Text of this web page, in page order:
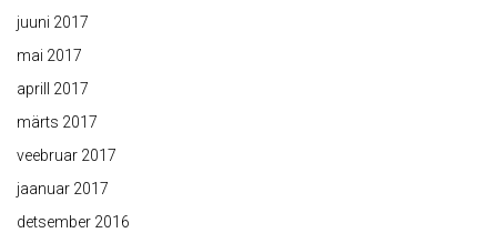
juuni 2017
mai 2017
aprill 2017
märts 2017
veebruar 2017
jaanuar 2017
detsember 2016